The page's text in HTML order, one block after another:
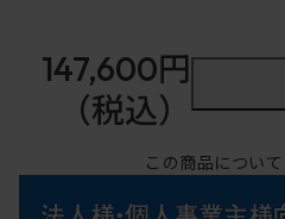
147,600円
（税込）
この商品につい